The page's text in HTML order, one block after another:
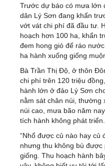
Trước dự báo có mưa lớn
dân Lý Sơn đang khẩn
vớt vát chi phí đã đầu tư.
hoạch hơn 100 ha, khẩn
đem hong gió để ráo
ha hành xuống giống
Bà Trần Thị Độ, ở thôn
chi phí trên 120 triệu
hành lớn ở đảo Lý Sơn
nằm sát chân núi, thường
núi cao, mưa bão năm
tích hành không phát triển.
“Nhổ được củ nào hay củ
nhưng thu không bù được
giống. Thu hoạch hành